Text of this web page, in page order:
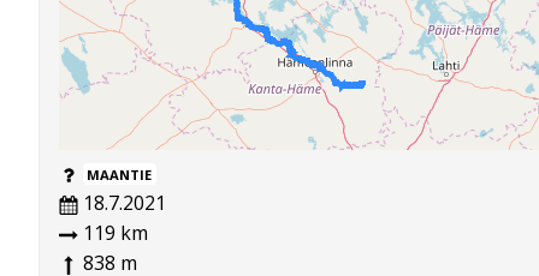
MAANTIE
18.7.2021
119 km
838 m